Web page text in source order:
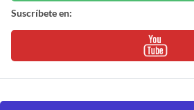
Suscríbete en: